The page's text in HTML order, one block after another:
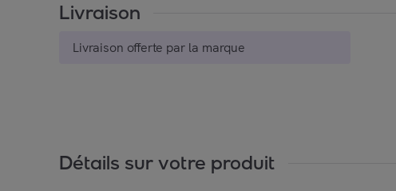
Livraison
Livraison offerte par la marque
Détails sur votre produit